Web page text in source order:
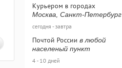
Курьером в городах
Москва, Санкт-Петербург
сегодня - завтра
Почтой России в любой
населеный пункт
4 - 10 дней